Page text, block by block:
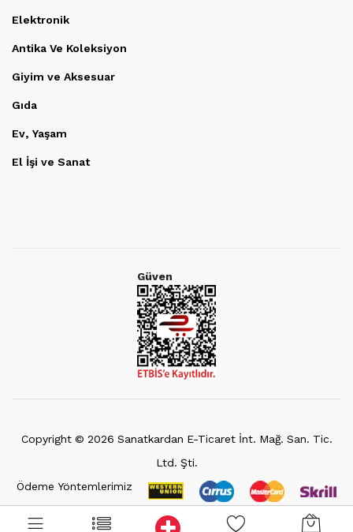
Elektronik
Antika Ve Koleksiyon
Giyim ve Aksesuar
Gıda
Ev, Yaşam
El İşi ve Sanat
Güven
Copyright © 2026 Sanatkardan E-Ticaret İnt. Mağ. San. Tic.
Ltd. Şti.
Ödeme Yöntemlerimiz